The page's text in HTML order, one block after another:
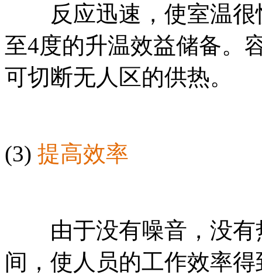
反应迅速，使室温很
至4度的升温效益储备。
可切断无人区的供热。
(3) 提高效率
由于没有噪音，没有
间，使人员的工作效率